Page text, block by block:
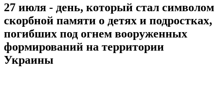
27 июля - день, который стал символом
скорбной памяти о детях и подростках,
погибших под огнем вооруженных
формирований на территории
Украины